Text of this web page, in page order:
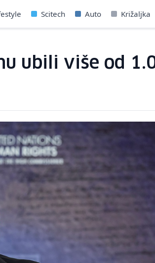
Scitech Auto Križaljka
ubili više od